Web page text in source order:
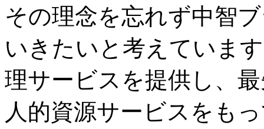
その理念を忘れず中智
いきたいと考えていま
理サービスを提供し、
人的資源サービスをも